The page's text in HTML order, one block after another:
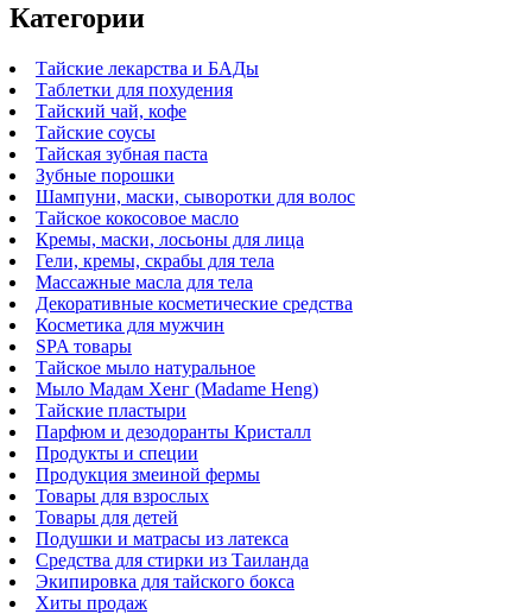
Категории
Тайские лекарства и БАДы
Таблетки для похудения
Тайский чай, кофе
Тайские соусы
Тайская зубная паста
Зубные порошки
Шампуни, маски, сыворотки для волос
Тайское кокосовое масло
Кремы, маски, лосьоны для лица
Гели, кремы, скрабы для тела
Массажные масла для тела
Декоративные косметические средства
Косметика для мужчин
SPA товары
Тайское мыло натуральное
Мыло Мадам Хенг (Madame Heng)
Тайские пластыри
Парфюм и дезодоранты Кристалл
Продукты и специи
Продукция змеиной фермы
Товары для взрослых
Товары для детей
Подушки и матрасы из латекса
Средства для стирки из Таиланда
Экипировка для тайского бокса
Хиты продаж